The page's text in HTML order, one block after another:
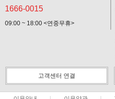
1666-0015
09:00 ~ 18:00 <연중무휴>
고객센터 연결